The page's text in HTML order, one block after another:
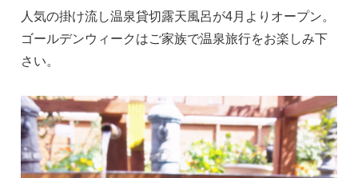
人気の掛け流し温泉貸切露天風呂が4月よりオープン。
ゴールデンウィークはご家族で温泉旅行をお楽しみ下
さい。